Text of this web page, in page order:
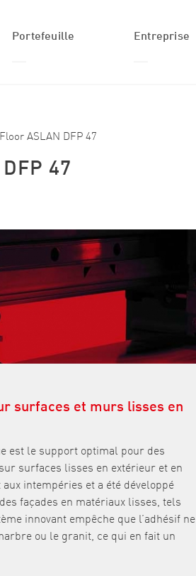
Formulaire de recherche
Recherche
Portefeuille
Inspiration
Entreprise
ASLAN DFP 47
47
surfaces et murs lisses en
est le support optimal pour des
surfaces lisses en extérieur et en
intempéries et a été développé
façades en matériaux lisses, tels
innovant empêche que l’adhésif ne
ou le granit, ce qui en fait un